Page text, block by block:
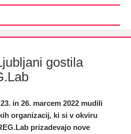
gostila
in 26. marcem 2022 mudili
organizacij, ki si v okviru
prizadevajo nove